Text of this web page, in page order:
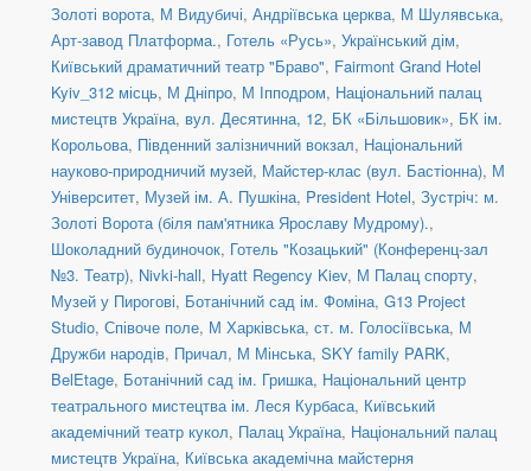
Золоті ворота, М Видубичі, Андріївська церква, М Шулявська,
Арт-завод Платформа., Готель «Русь», Український дім,
Київський драматичний театр "Браво", Fairmont Grand Hotel
Kyiv_312 місць, М Дніпро, М Іпподром, Національний палац
мистецтв Україна, вул. Десятинна, 12, БК «Більшовик», БК ім.
Корольова, Південний залізничний вокзал, Національний
науково-природничий музей, Майстер-клас (вул. Бастіонна), М
Університет, Музей ім. А. Пушкіна, President Hotel, Зустріч: м.
Золоті Ворота (біля пам'ятника Ярославу Мудрому).,
Шоколадний будиночок, Готель "Козацький" (Конференц-зал
№3. Театр), Nivki-hall, Hyatt Regency Kiev, М Палац спорту,
Музей у Пирогові, Ботанічний сад ім. Фоміна, G13 Project
Studio, Співоче поле, М Харківська, ст. м. Голосіївська, М
Дружби народів, Причал, М Мінська, SKY family PARK,
BelEtage, Ботанічний сад ім. Гришка, Національний центр
театрального мистецтва ім. Леся Курбаса, Київський
академічний театр кукол, Палац Україна, Національний палац
мистецтв Україна, Київська академічна майстерня